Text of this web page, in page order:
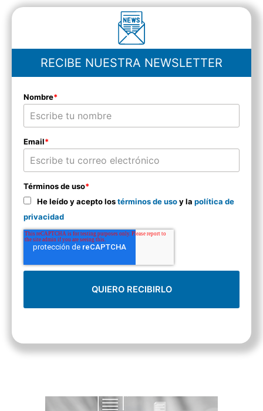
RECIBE NUESTRA NEWSLETTER
Nombre*
Email*
Términos de uso*
He leído y acepto lostérminos de usoy la política de
privacidad